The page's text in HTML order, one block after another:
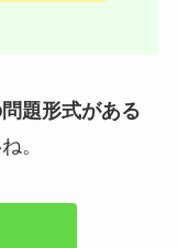
題形式がある
。